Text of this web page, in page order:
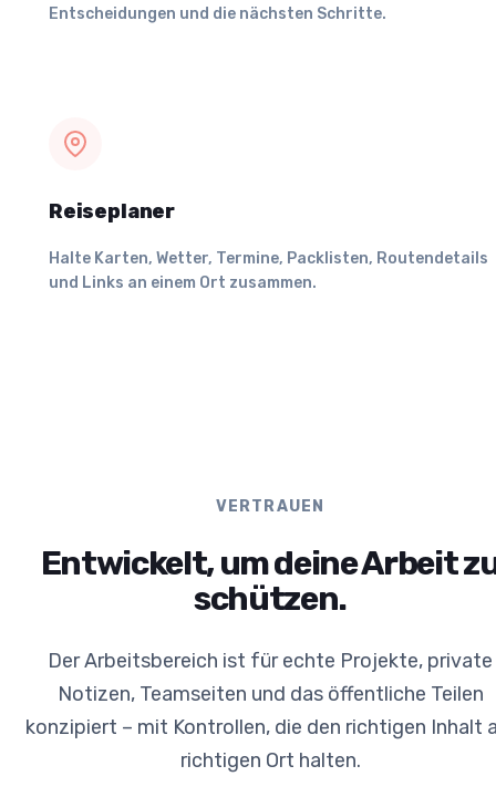
Entscheidungen und die nächsten Schritte.
Reiseplaner
Halte Karten, Wetter, Termine, Packlisten, Routendetails
und Links an einem Ort zusammen.
VERTRAUEN
Entwickelt, um deine Arbeit
schützen.
Der Arbeitsbereich ist für echte Projekte, private
Notizen, Teamseiten und das öffentliche Teilen
konzipiert – mit Kontrollen, die den richtigen Inhalt
richtigen Ort halten.